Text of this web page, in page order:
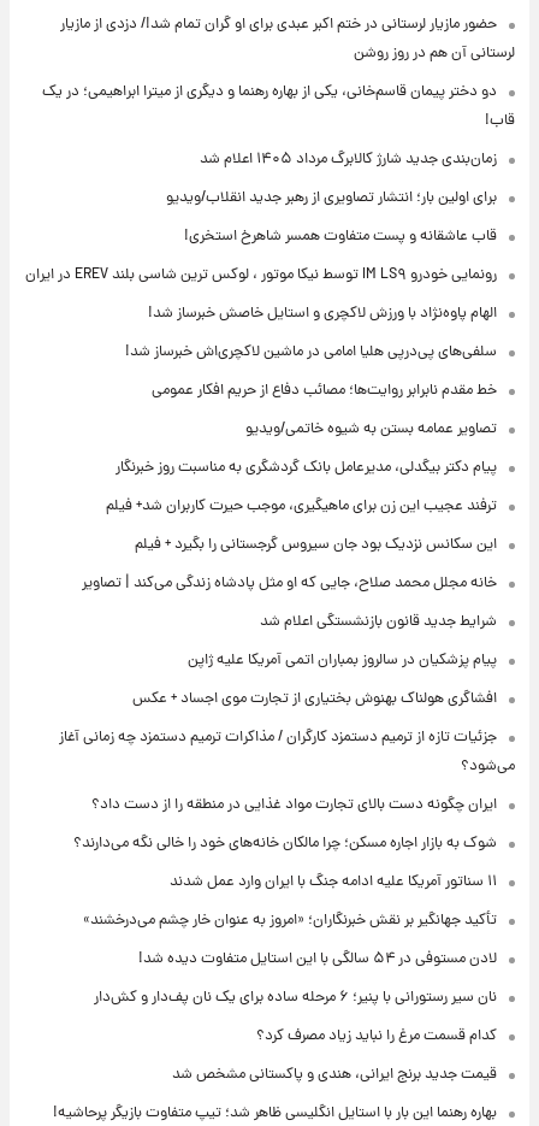
حضور مازیار لرستانی در ختم اکبر عبدی برای او گران تمام شد!/ دزدی از مازیار
لرستانی آن هم در روز روشن
دو دختر پیمان قاسم‌خانی، یکی از بهاره رهنما و دیگری از میترا ابراهیمی؛ در یک
قاب!
زمان‌بندی جدید شارژ کالابرگ مرداد ۱۴۰۵ اعلام شد
برای اولین بار؛ انتشار تصاویری از رهبر جدید انقلاب/ویدیو
قاب عاشقانه و پست متفاوت همسر شاهرخ استخری!
رونمایی خودرو IM LS۹ توسط نیکا موتور ، لوکس ترین شاسی بلند EREV در ایران
الهام پاوه‌نژاد با ورزش لاکچری و استایل خاصش خبرساز شد!
سلفی‌های پی‌درپی هلیا امامی در ماشین لاکچری‌اش خبرساز شد!
خط مقدم نابرابر روایت‌ها؛ مصائب دفاع از حریم افکار عمومی
تصاویر عمامه بستن به شیوه خاتمی/ویدیو
پیام دکتر بیگدلی، مدیرعامل بانک گردشگری به مناسبت روز خبرنگار
ترفند عجیب این زن برای ماهیگیری، موجب حیرت کاربران شد+ فیلم
این سکانس نزدیک بود جان سیروس گرجستانی را بگیرد + فیلم
خانه مجلل محمد صلاح، جایی که او مثل پادشاه زندگی می‌کند | تصاویر
شرایط جدید قانون بازنشستگی اعلام شد
پیام پزشکیان در سالروز بمباران اتمی آمریکا علیه ژاپن
افشاگری هولناک بهنوش بختیاری از تجارت موی اجساد + عکس
جزئیات تازه از ترمیم دستمزد کارگران / مذاکرات ترمیم دستمزد چه زمانی آغاز
می‌شود؟
ایران چگونه دست بالای تجارت مواد غذایی در منطقه را از دست داد؟
شوک به بازار اجاره مسکن؛ چرا مالکان خانه‌های خود را خالی نگه می‌دارند؟
۱۱ سناتور آمریکا علیه ادامه جنگ با ایران وارد عمل شدند
تأکید جهانگیر بر نقش خبرنگاران؛ «امروز به عنوان خار چشم می‌درخشند»
لادن مستوفی در ۵۴ سالگی با این استایل متفاوت دیده شد!
نان سیر رستورانی با پنیر؛ ۶ مرحله ساده برای یک نان پف‌دار و کش‌دار
کدام قسمت مرغ را نباید زیاد مصرف کرد؟
قیمت جدید برنج ایرانی، هندی و پاکستانی مشخص شد
بهاره رهنما این بار با استایل انگلیسی ظاهر شد؛ تیپ متفاوت بازیگر پرحاشیه!